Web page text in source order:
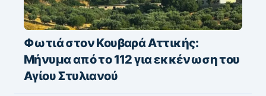
Φωτιά στον Κουβαρά Αττικής:
Μήνυμα από το 112 για εκκένωση του
Αγίου Στυλιανού